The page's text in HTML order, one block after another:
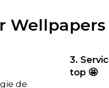
Wellpapers
de
3.
top 🤩